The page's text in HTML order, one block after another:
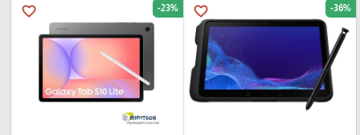
favorite_border -36%
favorite_border -23%